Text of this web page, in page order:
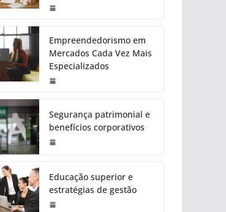
Empreendedorismo em
Mercados Cada Vez Mais
Especializados
Segurança patrimonial e
benefícios corporativos
Educação superior e
estratégias de gestão